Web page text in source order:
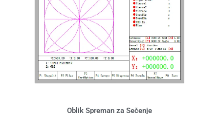
Oblik Spreman za Sečenje